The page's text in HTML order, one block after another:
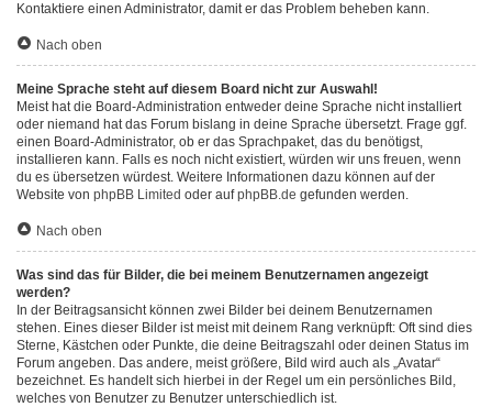
Kontaktiere einen Administrator, damit er das Problem beheben kann.
Nach oben
Meine Sprache steht auf diesem Board nicht zur Auswahl!
Meist hat die Board-Administration entweder deine Sprache nicht installiert
oder niemand hat das Forum bislang in deine Sprache übersetzt. Frage ggf.
einen Board-Administrator, ob er das Sprachpaket, das du benötigst,
installieren kann. Falls es noch nicht existiert, würden wir uns freuen, wenn
du es übersetzen würdest. Weitere Informationen dazu können auf der
Website von phpBB Limited oder aufphpBB.de gefunden werden.
Nach oben
Was sind das für Bilder, die bei meinem Benutzernamen angezeigt
werden?
In der Beitragsansicht können zwei Bilder bei deinem Benutzernamen
stehen. Eines dieser Bilder ist meist mit deinem Rang verknüpft: Oft sind dies
Sterne, Kästchen oder Punkte, die deine Beitragszahl oder deinen Status im
Forum angeben. Das andere, meist größere, Bild wird auch als „Avatar“
bezeichnet. Es handelt sich hierbei in der Regel um ein persönliches Bild,
welches von Benutzer zu Benutzer unterschiedlich ist.